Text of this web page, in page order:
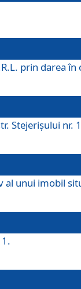
prin darea
Stejerişului nr.
unui imobil